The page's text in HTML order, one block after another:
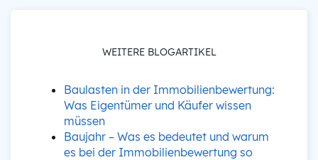
WEITERE BLOGARTIKEL
Baulasten in der Immobilienbewertung:
Was Eigentümer und Käufer wissen
müssen
Baujahr – Was es bedeutet und warum
es bei der Immobilienbewertung so